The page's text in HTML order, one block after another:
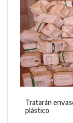
Tratarán
plástico